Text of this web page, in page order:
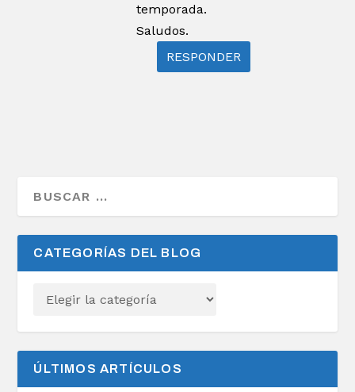
temporada.
Saludos.
RESPONDER
CATEGORÍAS DEL BLOG
ÚLTIMOS ARTÍCULOS